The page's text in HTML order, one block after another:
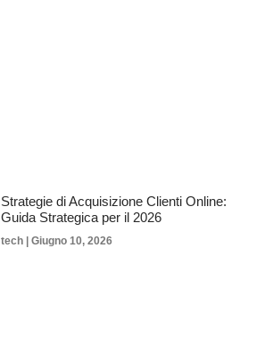
Strategie di Acquisizione Clienti Online:
Guida Strategica per il 2026
tech Giugno 10, 2026